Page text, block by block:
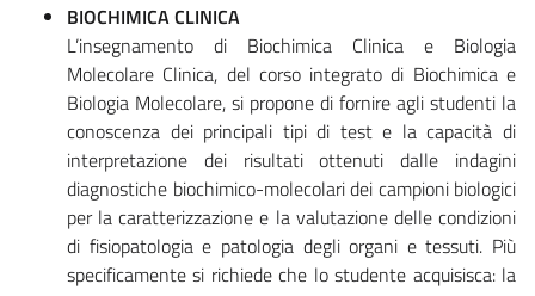
BIOCHIMICA CLINICA
L’insegnamento di Biochimica Clinica e Biologia
Molecolare Clinica, del corso integrato di Biochimica e
Biologia Molecolare, si propone di fornire agli studenti la
conoscenza dei principali tipi di test e la capacità di
interpretazione dei risultati ottenuti dalle indagini
diagnostiche biochimico-molecolari dei campioni biologici
per la caratterizzazione e la valutazione delle condizioni
di fisiopatologia e patologia degli organi e tessuti. Più
specificamente si richiede che lo studente acquisisca: la